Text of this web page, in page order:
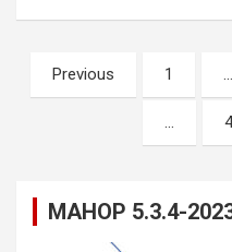
Bejegyzések
lapozása
Previous 1 …
…
MAHOP 5.3.4-